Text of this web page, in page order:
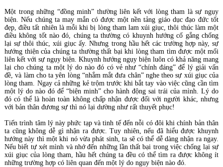
Một trong những “đồng minh” thường liên kết với lòng tham là sự ngụy
biện. Nếu chúng ta may mắn có được một nền tảng giáo dục đạo đức tốt
đẹp, điều tất nhiên là mỗi khi bị lòng tham lam xúi giục, thôi thúc làm một
điều không tốt nào đó, chúng ta thường có khuynh hướng cố gắng chống
lại sự thôi thúc, xúi giục ấy. Nhưng trong hầu hết các trường hợp này, sự
hướng thiện của chúng ta thường thất bại khi lòng tham tìm được một mối
liên kết với sự ngụy biện. Khuynh hướng ngụy biện luôn có khả năng mang
lại cho chúng ta một lý do nào đó có vẻ như “chính đáng” để lý giải vấn
đề, và làm cho ta yên lòng “nhắm mắt đưa chân” nghe theo sự xúi giục của
lòng tham. Ngay cả những kẻ trộm trước khi bắt tay vào việc cũng cần tìm
một lý do nào đó để “biện minh” cho hành động sai trái của mình. Lý do
đó có thể là hoàn toàn không chấp nhận được đối với người khác, nhưng
với bản thân đương sự thì nó lại dường như rất thuyết phục!
Tiến trình tâm lý này phức tạp và tinh tế đến nỗi có đôi khi chính bản thân
ta cũng không dễ gì nhận ra được. Tuy nhiên, nếu đã hiểu được khuynh
hướng này thì một khi nó vừa phát sinh, ta sẽ có thể dễ dàng nhận ra ngay.
Nếu biết tự xét mình và nhớ đến những lần thất bại trong việc chống lại sự
xúi giục của lòng tham, hầu hết chúng ta đều có thể tìm ra được không ít
những trường hợp có liên quan đến một lý do ngụy biện nào đó.